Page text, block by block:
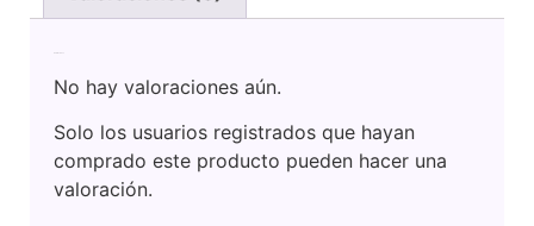
No hay valoraciones aún.
Solo los usuarios registrados que hayan
comprado este producto pueden hacer una
valoración.